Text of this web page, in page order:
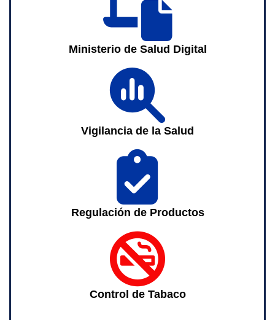
fa-
file
Ministerio de Salud Digital
glass-
chart
Vigilancia de la Salud
check
Regulación de Productos
fa-
ban-
Control de Tabaco